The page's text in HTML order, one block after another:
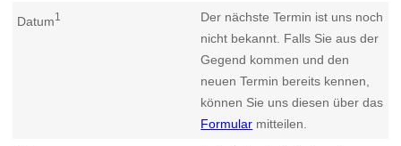
Datum1
Der nächste Termin ist uns noch
nicht bekannt. Falls Sie aus der
Gegend kommen und den
neuen Termin bereits kennen,
können Sie uns diesen über das
Formular mitteilen.